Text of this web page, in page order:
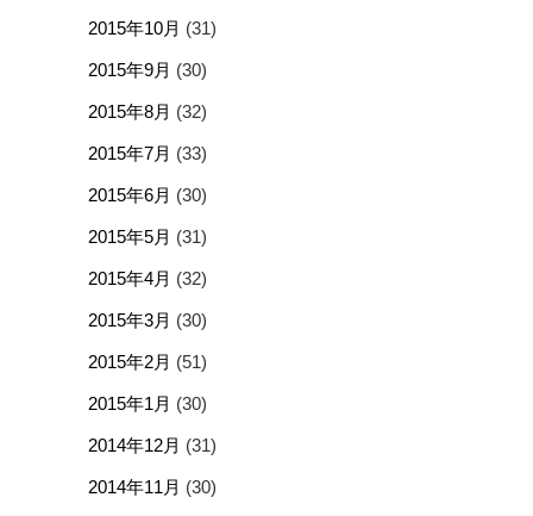
2015年10月 (31)
2015年9月 (30)
2015年8月 (32)
2015年7月 (33)
2015年6月 (30)
2015年5月 (31)
2015年4月 (32)
2015年3月 (30)
2015年2月 (51)
2015年1月 (30)
2014年12月 (31)
2014年11月 (30)